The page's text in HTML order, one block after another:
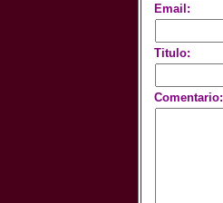
Email:
Titulo:
Comentario: